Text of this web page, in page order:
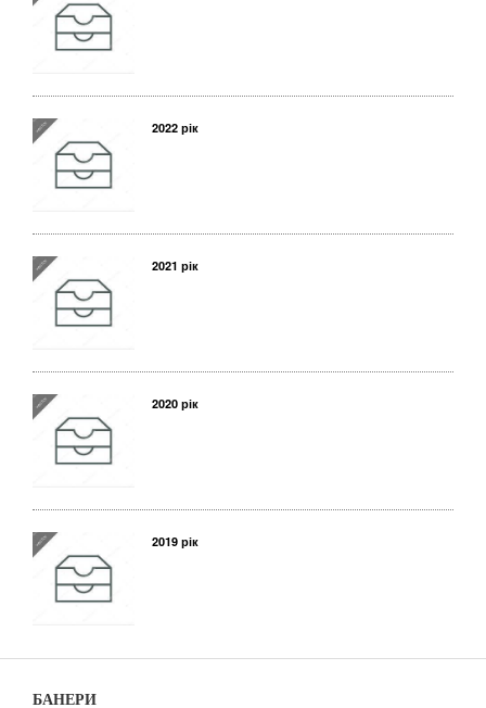
2022 рік
2021 рік
2020 рік
2019 рік
БАНЕРИ